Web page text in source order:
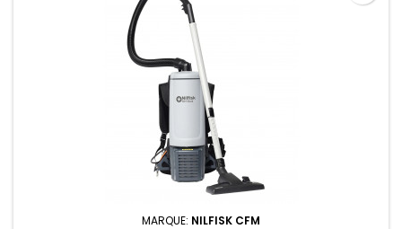
MARQUE: NILFISK CFM